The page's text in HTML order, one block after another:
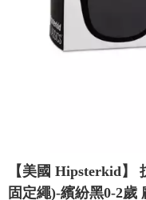
食品／健康食補
優惠活動
優惠券查詢
【美國 Hipsterkid】
固定繩)-繽紛黑0-2歲